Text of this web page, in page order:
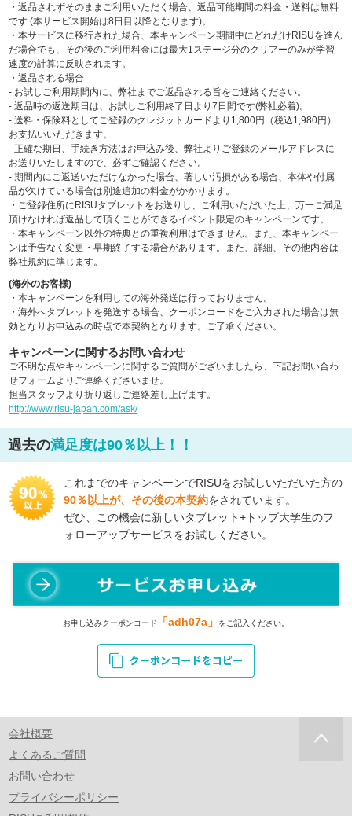
・返品されずそのままご利用いただく場合、返品可能期間の料金・送料は無料
です (本サービス開始は8日目以降となります)。
・本サービスに移行された場合、本キャンペーン期間中にどれだけRISUを進ん
だ場合でも、その後のご利用料金には最大1ステージ分のクリアーのみが学習
速度の計算に反映されます。
・返品される場合
- お試しご利用期間内に、弊社までご返品される旨をご連絡ください。
- 返品時の返送期日は、お試しご利用終了日より7日間です(弊社必着)。
- 送料・保険料としてご登録のクレジットカードより1,800円（税込1,980円）
お支払いいただきます。
- 正確な期日、手続き方法はお申込み後、弊社よりご登録のメールアドレスに
お送りいたしますので、必ずご確認ください。
- 期間内にご返送いただけなかった場合、著しい汚損がある場合、本体や付属
品が欠けている場合は別途追加の料金がかかります。
・ご登録住所にRISUタブレットをお送りし、ご利用いただいた上、万一ご満足
頂けなければ返品して頂くことができるイベント限定のキャンペーンです。
・本キャンペーン以外の特典との重複利用はできません。また、本キャンペー
ンは予告なく変更・早期終了する場合があります。また、詳細、その他内容は
弊社規約に準じます。
(海外のお客様)
・本キャンペーンを利用しての海外発送は行っておりません。
・海外へタブレットを発送する場合、クーポンコードをご入力された場合は無
効となりお申込みの時点で本契約となります。ご了承ください。
キャンペーンに関するお問い合わせ
ご不明な点やキャンペーンに関するご質問がございましたら、下記お問い合わ
せフォームよりご連絡くださいませ。
担当スタッフより折り返しご連絡差し上げます。
http://www.risu-japan.com/ask/
過去の満足度は90％以上！！
これまでのキャンペーンでRISUをお試しいただいた方の
90％以上が、その後の本契約をされています。
ぜひ、この機会に新しいタブレット+トップ大学生のフ
ォローアップサービスをお試しください。
お申し込みクーポンコード 「adh07a」 をご記入ください。
会社概要
よくあるご質問
お問い合わせ
プライバシーポリシー